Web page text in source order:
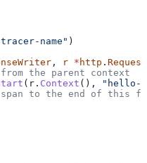
tracer-name" )
, r * http . Request
the parent context
( r . Context (),
"hello-
to the end of this